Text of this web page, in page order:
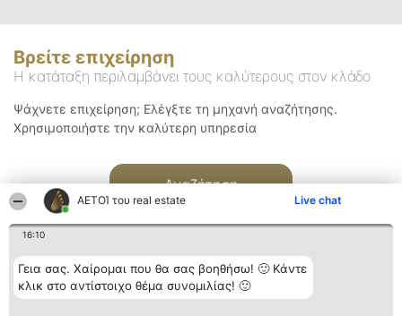
ΑΕΤΟΊ του real estate Live chat
16:10
Γεια σας. Χαίρομαι που θα σας βοηθήσω! 🙂 Κάντε
κλικ στο αντίστοιχο θέμα συνομιλίας! 🙂
Βρείτε επιχείρηση
Η κατάταξη περιλαμβάνει τους καλύτερους στον κλάδο
Ψάχνετε επιχείρηση; Ελέγξτε τη μηχανή αναζήτησης.
Χρησιμοποιήστε την καλύτερη υπηρεσία
Αναζήτηση